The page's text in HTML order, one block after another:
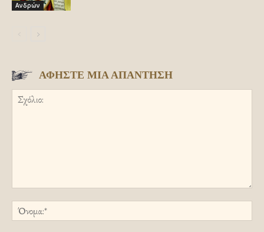
Ανδρών
ΑΦΗΣΤΕ ΜΙΑ ΑΠΑΝΤΗΣΗ